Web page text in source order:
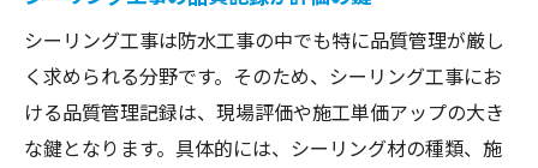
シーリング工事は防水工事の中でも特に品質管理が厳し
く求められる分野です。そのため、シーリング工事にお
ける品質管理記録は、現場評価や施工単価アップの大き
な鍵となります。具体的には、シーリング材の種類、施